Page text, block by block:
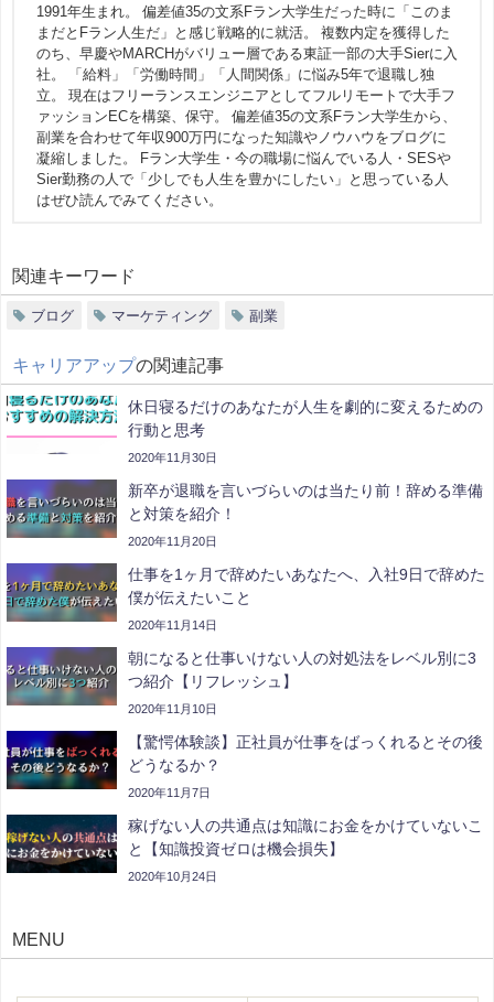
1991年生まれ。 偏差値35の文系Fラン大学生だった時に「このま
まだとFラン人生だ」と感じ戦略的に就活。 複数内定を獲得した
のち、早慶やMARCHがバリュー層である東証一部の大手Sierに入
社。 「給料」「労働時間」「人間関係」に悩み5年で退職し独
立。 現在はフリーランスエンジニアとしてフルリモートで大手フ
ァッションECを構築、保守。 偏差値35の文系Fラン大学生から、
副業を合わせて年収900万円になった知識やノウハウをブログに
凝縮しました。 Fラン大学生・今の職場に悩んでいる人・SESや
Sier勤務の人で「少しでも人生を豊かにしたい」と思っている人
はぜひ読んでみてください。
関連キーワード
ブログ マーケティング 副業
キャリアアップの関連記事
休日寝るだけのあなたが人生を劇的に変えるための
行動と思考
2020年11月30日
新卒が退職を言いづらいのは当たり前！辞める準備
と対策を紹介！
2020年11月20日
仕事を1ヶ月で辞めたいあなたへ、入社9日で辞めた
僕が伝えたいこと
2020年11月14日
朝になると仕事いけない人の対処法をレベル別に3
つ紹介【リフレッシュ】
2020年11月10日
【驚愕体験談】正社員が仕事をばっくれるとその後
どうなるか？
2020年11月7日
稼げない人の共通点は知識にお金をかけていないこ
と【知識投資ゼロは機会損失】
2020年10月24日
MENU